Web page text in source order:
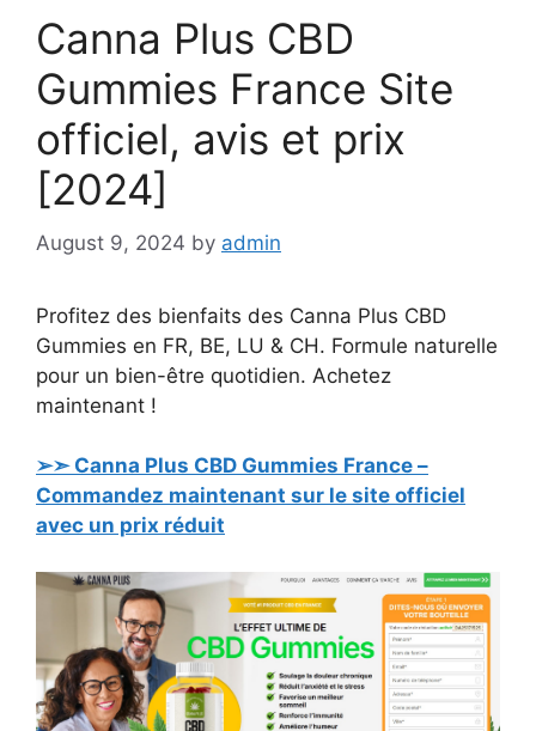
Canna Plus CBD
Gummies France Site
officiel, avis et prix
[2024]
August 9, 2024 by admin
Profitez des bienfaits des Canna Plus CBD
Gummies en FR, BE, LU & CH. Formule naturelle
pour un bien-être quotidien. Achetez
maintenant !
➢➣ Canna Plus CBD Gummies France –
Commandez maintenant sur le site officiel
avec un prix réduit